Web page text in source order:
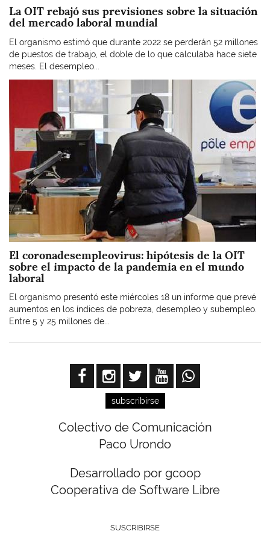
La OIT rebajó sus previsiones sobre la situación
del mercado laboral mundial
El organismo estimó que durante 2022 se perderán 52 millones
de puestos de trabajo, el doble de lo que calculaba hace siete
meses. El desempleo...
El coronadesempleovirus: hipótesis de la OIT
sobre el impacto de la pandemia en el mundo
laboral
El organismo presentó este miércoles 18 un informe que prevé
aumentos en los índices de pobreza, desempleo y subempleo.
Entre 5 y 25 millones de...
subscribirse
Colectivo de Comunicación
Paco Urondo
Desarrollado por gcoop
Cooperativa de Software Libre
SUSCRIBIRSE